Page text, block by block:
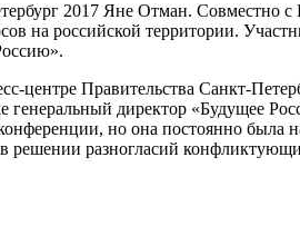
2017 Яне Отман.
на российской территории.
Правительства Санкт-
генеральный директор «Будущее
но она постоянно была
решении разногласий